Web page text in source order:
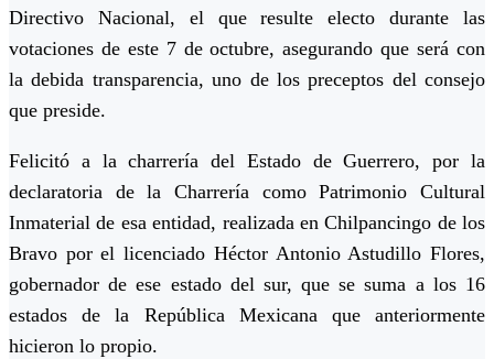
Directivo Nacional, el que resulte electo durante las
votaciones de este 7 de octubre, asegurando que será con
la debida transparencia, uno de los preceptos del consejo
que preside.
Felicitó a la charrería del Estado de Guerrero, por la
declaratoria de la Charrería como Patrimonio Cultural
Inmaterial de esa entidad, realizada en Chilpancingo de los
Bravo por el licenciado Héctor Antonio Astudillo Flores,
gobernador de ese estado del sur, que se suma a los 16
estados de la República Mexicana que anteriormente
hicieron lo propio.